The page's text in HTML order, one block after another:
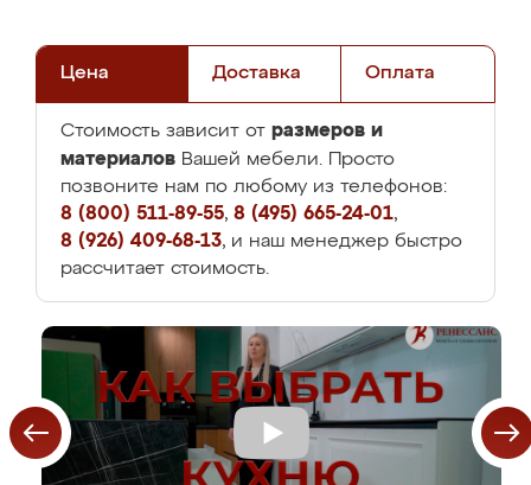
Цена Доставка Оплата
Стоимость зависит от размеров и
материалов Вашей мебели. Просто
позвоните нам по любому из телефонов:
8 (800) 511-89-55, 8 (495) 665-24-01,
8 (926) 409-68-13, и наш менеджер быстро
рассчитает стоимость.